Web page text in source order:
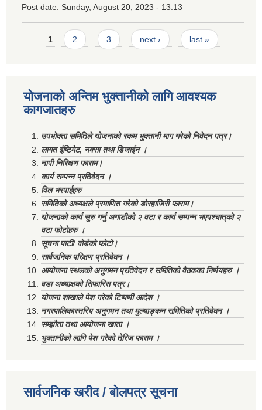
Post date: Sunday, August 20, 2023 - 13:13
Pages
1 2 3 next › last »
योजनाको अन्तिम भुक्तानीको लागि आवश्यक
कागजातहरु
उपभोक्ता समितिले योजनाको रकम भुक्तानी माग गरेको निवेदन पत्र।
लागत ईष्टिमेट, नक्सा तथा डिजाईन ।
नापी निरिक्षण फाराम।
कार्य सम्पन्न प्रतिवेदन ।
विल भरपाईहरु
समितिको अध्यक्षले प्रमाणित गरेको डोरहाजिरी फाराम।
योजनाको कार्य सुरु गर्नु अगाडीको २ वटा र कार्य सम्पन्न भएपश्चात्‌को २
वटा फोटोहरु ।
सूचना पाटी/ वोर्डको फोटो।
सार्वजनिक परिक्षण प्रतिवेदन ।
आयोजना स्थलको अनुगमन प्रतिवेदन र समितिको वैठकका निर्णयहरु ।
वडा अध्याक्षको सिफारिस पत्र।
योजना शाखाले पेश गरेको टिप्पणी आदेश ।
नगरपालिकास्तरिय अनुगमन तथा मुल्याङ्कन समितिको प्रतिवेदन ।
सम्झौता तथा आयोजना खाता ।
भुक्तानीको लागि पेश गरेको तेरिज फाराम ।
सार्वजनिक खरीद / बोलपत्र सूचना